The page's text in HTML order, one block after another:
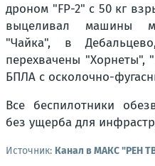
дроном "FP-2" с 50 кг
выцеливал машины
"Чайка", в
перехвачены "Хорнеты",
БПЛА с осколочно-
Все беспилотники
без ущерба для
Источник: Канал в МАКС "РЕН